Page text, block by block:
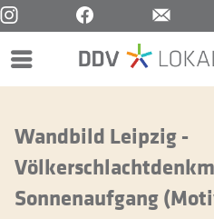
Menü
Wandbild Leipzig -
Sonnenaufgang